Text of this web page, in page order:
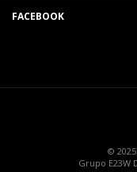
FACEBOOK
©
Grupo E23W